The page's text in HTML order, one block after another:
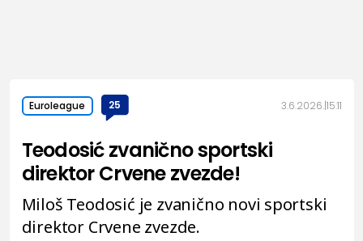
Euroleague 25 3.6.2026. 15:11
Teodosić zvanično sportski
direktor Crvene zvezde!
Miloš Teodosić je zvanično novi sportski
direktor Crvene zvezde.